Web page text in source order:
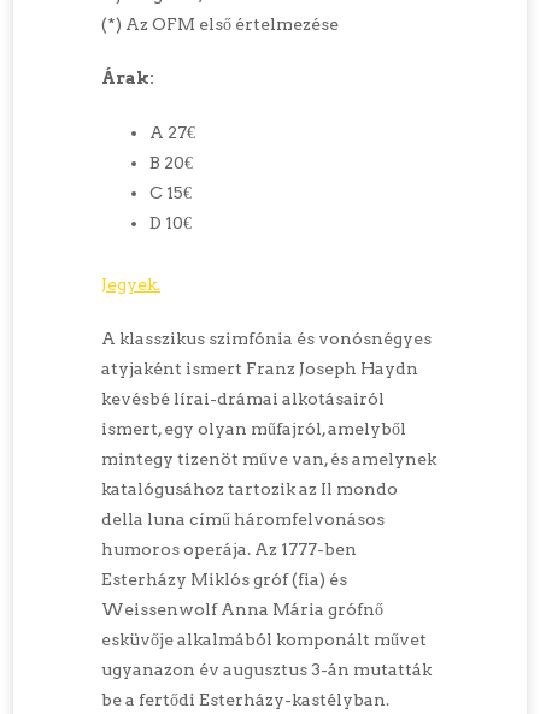
(*) Az OFM első értelmezése
Árak:
A 27€
B 20€
C 15€
D 10€
Jegyek.
A klasszikus szimfónia és vonósnégyes
atyjaként ismert Franz Joseph Haydn
kevésbé lírai-drámai alkotásairól
ismert, egy olyan műfajról, amelyből
mintegy tizenöt műve van, és amelynek
katalógusához tartozik az Il mondo
della luna című háromfelvonásos
humoros operája. Az 1777-ben
Esterházy Miklós gróf (fia) és
Weissenwolf Anna Mária grófnő
esküvője alkalmából komponált művet
ugyanazon év augusztus 3-án mutatták
be a fertődi Esterházy-kastélyban.